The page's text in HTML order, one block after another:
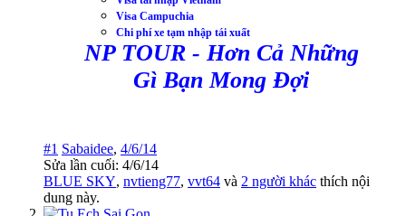
Visa Campuchia
Chi phí xe tạm nhập tái xuất
NP TOUR -Hơn Cả Những
Gì Bạn Mong Đợi
#1 Sabaidee, 4/6/14
Sửa lần cuối: 4/6/14
BLUE SKY, nvtieng77, vvt64 và 2 người khác thích nội
dung này.